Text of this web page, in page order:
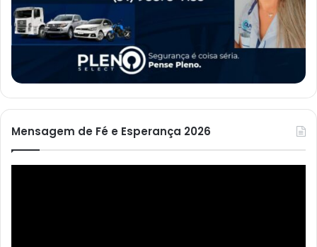
Mensagem de Fé e Esperança 2026